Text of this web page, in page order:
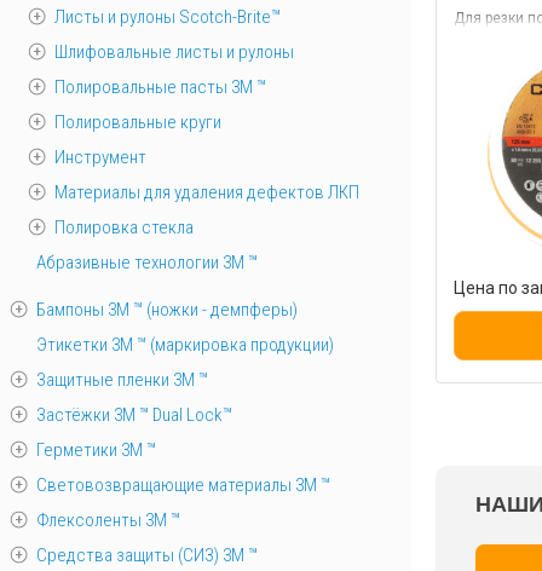
Для резки
Цена по
Листы и рулоны Scotch-Brite™
Шлифовальные листы и рулоны
Полировальные пасты 3М ™
Полировальные круги
Инструмент
Материалы для удаления дефектов ЛКП
Полировка стекла
Абразивные технологии 3М ™
Бампоны 3М ™ (ножки - демпферы)
Этикетки 3М ™ (маркировка продукции)
Защитные пленки 3М ™
Застёжки 3М ™ Dual Lock™
Герметики 3М ™
Световозвращающие материалы 3М ™
Флексоленты 3М ™
Средства защиты (СИЗ) 3M ™